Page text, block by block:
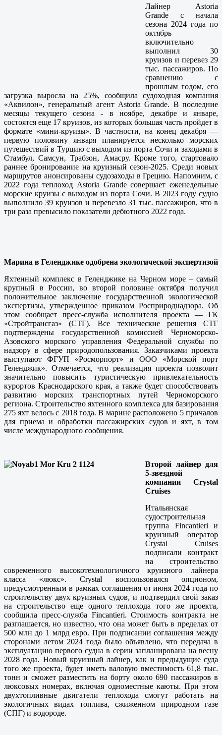
Лайнер Astoria
Grande с начала
сезона 2024 года по
октябрь
включительно
выполнил 30
круизов и перевез 29
тыс. пассажиров. По
сравнению с
прошлым годом, его
загрузка выросла на 25%, сообщила судоходная компания
«Аквилон», генеральный агент Astoria Grande. В последние
месяцы текущего сезона - в ноябре, декабре и январе,
состоятся еще 17 круизов, из которых большая часть пройдет в
формате «мини-круизы». В частности, на конец декабря —
первую половину января планируется несколько морских
путешествий в Турцию с выходом из порта Сочи и заходами в
Стамбул, Самсун, Трабзон, Амасру. Кроме того, стартовало
раннее бронирование на круизный сезон-2025. Среди новых
маршрутов анонсированы судозаходы в Грецию. Напомним, с
2022 года теплоход Astoria Grande совершает еженедельные
морские круизы с выходом из порта Сочи. В 2023 году судно
выполнило 39 круизов и перевезло 31 тыс. пассажиров, что в
три раза превысило показатели дебютного 2022 года.
Марина в Геленджике одобрена экологической экспертизой
Яхтенный комплекс в Геленджике на Черном море – самый
крупный в России, во второй половине октября получил
положительное заключение государственной экологической
экспертизы, утвержденное приказом Росприроднадзора. Об
этом сообщает пресс-служба исполнителя проекта — ГК
«Стройтрансгаз» (СТГ). Все технические решения СТГ
подтверждены государственной комиссией Черноморско-
Азовского морского управления Федеральной службы по
надзору в сфере природопользования. Заказчиками проекта
выступают ФГУП «Росморпорт» и ООО «Морской порт
Геленджик». Отмечается, что реализация проекта позволит
значительно повысить туристическую привлекательность
курортов Краснодарского края, а также будет способствовать
развитию морских транспортных путей Черноморского
региона. Строительство яхтенного комплекса для базирования
275 яхт велось с 2018 года. В марине расположено 5 причалов
для приема и обработки пассажирских судов и яхт, в том
числе международного сообщения.
Второй лайнер для
5-звездной
компании Crystal
Cruises
Итальянская
судостроительная
группа Fincantieri и
круизный оператор
Crystal Cruises
подписали контракт
на строительство
современного высокотехнологичного круизного лайнера
класса «люкс». Crystal воспользовался опционом,
предусмотренным в рамках соглашения от июня 2024 года по
строительству двух круизных судов, и подтвердил свой заказ
на строительство еще одного теплохода того же проекта,
сообщила пресс-служба Fincantieri. Стоимость контракта не
разглашается, но известно, что она может быть в пределах от
500 млн до 1 млрд евро. При подписании соглашения между
сторонами летом 2024 года было объявлено, что передача в
эксплуатацию первого судна в серии запланирована на весну
2028 года. Новый круизный лайнер, как и предыдущие суда
того же проекта, будет иметь валовую вместимость 61,8 тыс.
тонн и сможет разместить на борту около 690 пассажиров в
люксовых номерах, включая одноместные каюты. При этом
двухтопливные двигатели теплохода смогут работать на
экологичных видах топлива, сжиженном природном газе
(СПГ) и водороде.